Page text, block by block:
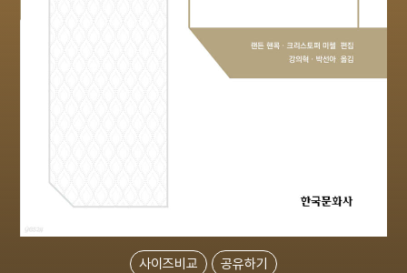
사이즈비교 공유하기